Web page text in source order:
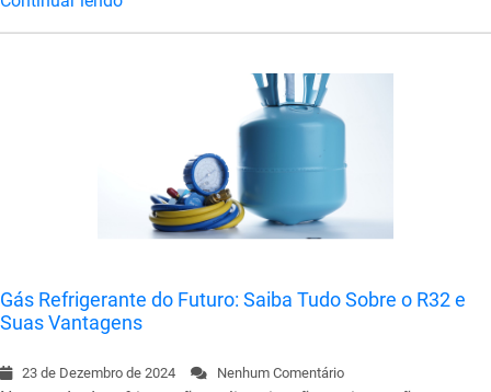
Gás Refrigerante do Futuro: Saiba Tudo Sobre o R32 e
Suas Vantagens
23 de Dezembro de 2024 Nenhum Comentário